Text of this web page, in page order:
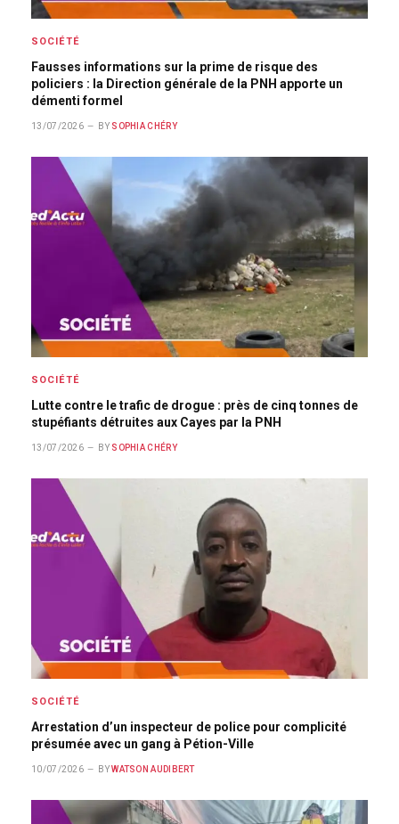
SOCIÉTÉ
Fausses informations sur la prime de risque des
policiers : la Direction générale de la PNH apporte un
démenti formel
13/07/2026 BY SOPHIA CHÉRY
SOCIÉTÉ
Lutte contre le trafic de drogue : près de cinq tonnes de
stupéfiants détruites aux Cayes par la PNH
13/07/2026 BY SOPHIA CHÉRY
SOCIÉTÉ
Arrestation d’un inspecteur de police pour complicité
présumée avec un gang à Pétion-Ville
10/07/2026 BY WATSON AUDIBERT